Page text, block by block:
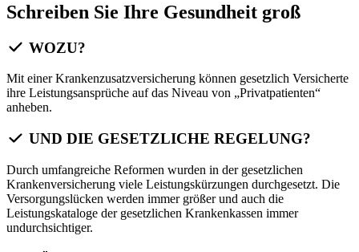
Schreiben Sie Ihre Gesundheit groß
WOZU?
Mit einer Krankenzusatzversicherung können gesetzlich Versicherte
ihre Leistungsansprüche auf das Niveau von „Privatpatienten“
anheben.
UND DIE GESETZLICHE REGELUNG?
Durch umfangreiche Reformen wurden in der gesetzlichen
Krankenversicherung viele Leistungskürzungen durchgesetzt. Die
Versorgungslücken werden immer größer und auch die
Leistungskataloge der gesetzlichen Krankenkassen immer
undurchsichtiger.